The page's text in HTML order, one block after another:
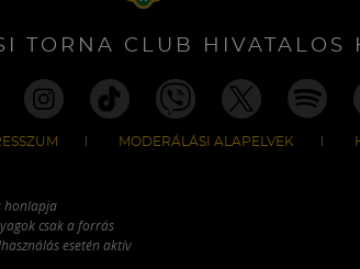
TORNA CLUB HIVATALOS
MODERÁLÁSI ALAPELVEK
honlapja
csak a forrás
esetén aktív